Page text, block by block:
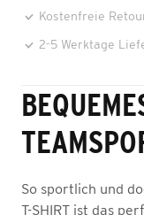
Kostenfreie
2-5 Werktage
So sportlich und
T-SHIRT ist das